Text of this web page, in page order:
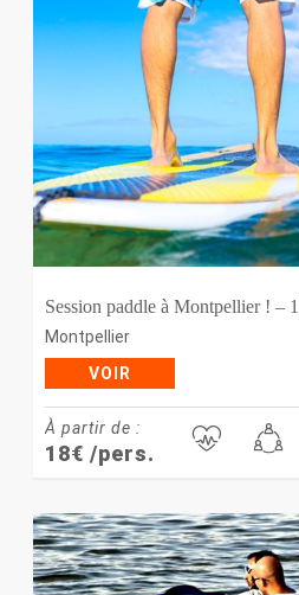
Session paddle à Montpellier ! –
Montpellier
VOIR
À partir de :
18€ /pers.